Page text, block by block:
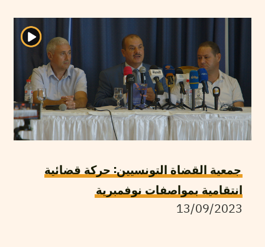
جمعية القضاة التونسيين: حركة قضائية
انتقامية بمواصفات نوفمبرية
13/09/2023